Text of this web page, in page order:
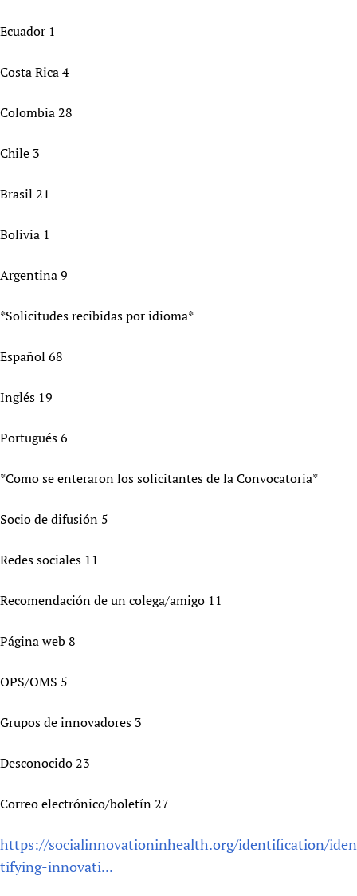
Ecuador 1
Costa Rica 4
Colombia 28
Chile 3
Brasil 21
Bolivia 1
Argentina 9
*Solicitudes recibidas por idioma*
Español 68
Inglés 19
Portugués 6
*Como se enteraron los solicitantes de la Convocatoria*
Socio de difusión 5
Redes sociales 11
Recomendación de un colega/amigo 11
Página web 8
OPS/OMS 5
Grupos de innovadores 3
Desconocido 23
Correo electrónico/boletín 27
https://socialinnovationinhealth.org/identification/iden
tifying-innovati...